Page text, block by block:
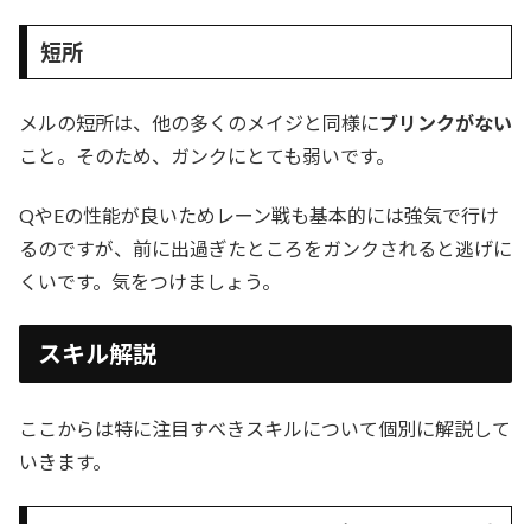
短所
メルの短所は、他の多くのメイジと同様にブリンクがない
こと。そのため、ガンクにとても弱いです。
QやEの性能が良いためレーン戦も基本的には強気で行け
るのですが、前に出過ぎたところをガンクされると逃げに
くいです。気をつけましょう。
スキル解説
ここからは特に注目すべきスキルについて個別に解説して
いきます。